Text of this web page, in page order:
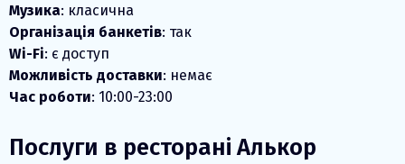
Музика: класична
Організація банкетів: так
Wi-Fi: є доступ
Можливість доставки: немає
Час роботи: 10:00-23:00
Послуги в ресторані Алькор